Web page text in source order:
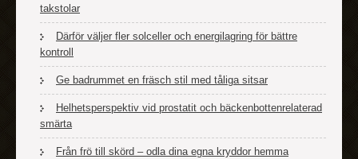
takstolar
Därför väljer fler solceller och energilagring för bättre
kontroll
Ge badrummet en fräsch stil med tåliga sitsar
Helhetsperspektiv vid prostatit och bäckenbottenrelaterad
smärta
Från frö till skörd – odla dina egna kryddor hemma